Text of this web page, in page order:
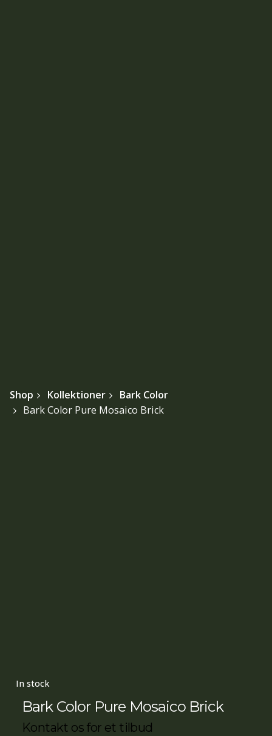
Shop Kollektioner
Bark Color
Bark Color Pure Mosaico Brick
In stock
Bark Color Pure Mosaico Brick
Kontakt os for et tilbud